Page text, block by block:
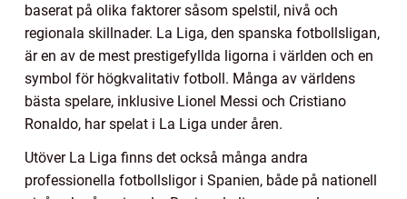
baserat på olika faktorer såsom spelstil, nivå och
regionala skillnader. La Liga, den spanska fotbollsligan,
är en av de mest prestigefyllda ligorna i världen och en
symbol för högkvalitativ fotboll. Många av världens
bästa spelare, inklusive Lionel Messi och Cristiano
Ronaldo, har spelat i La Liga under åren.
Utöver La Liga finns det också många andra
professionella fotbollsligor i Spanien, både på nationell